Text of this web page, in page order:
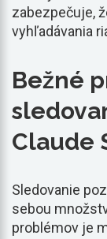
zabezpečuje,
vyhľadávania
Bežné
Claude
Sledovanie
sebou
problémov je